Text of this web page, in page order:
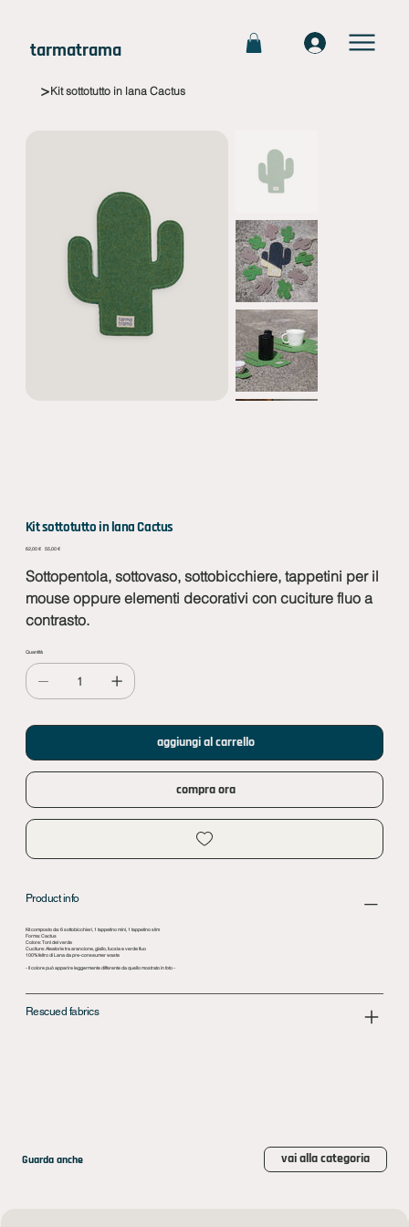
tarmatrama
>Kit sottotutto in lana Cactus
Kit sottotutto in lana Cactus
Prezzo
62,00 €
Prezzo
55,00 €
Sottopentola, sottovaso, sottobicchiere, tappetini per il
mouse oppure elementi decorativi con cuciture fluo a
contrasto.
Quantità
aggiungi al carrello
compra ora
Product info
Kit composto da: 6 sottobicchieri, 1 tappetino mini, 1 tappetino slim
Forma: Cactus
Colore: Toni del verde
Cuciture: Aleatorie tra arancione, giallo, fucsia e verde fluo
100% feltro di Lana da pre-conseumer waste
- Il colore può apparire leggermente differente da quello mostrato in foto -
Rescued fabrics
Guarda anche vai alla categoria